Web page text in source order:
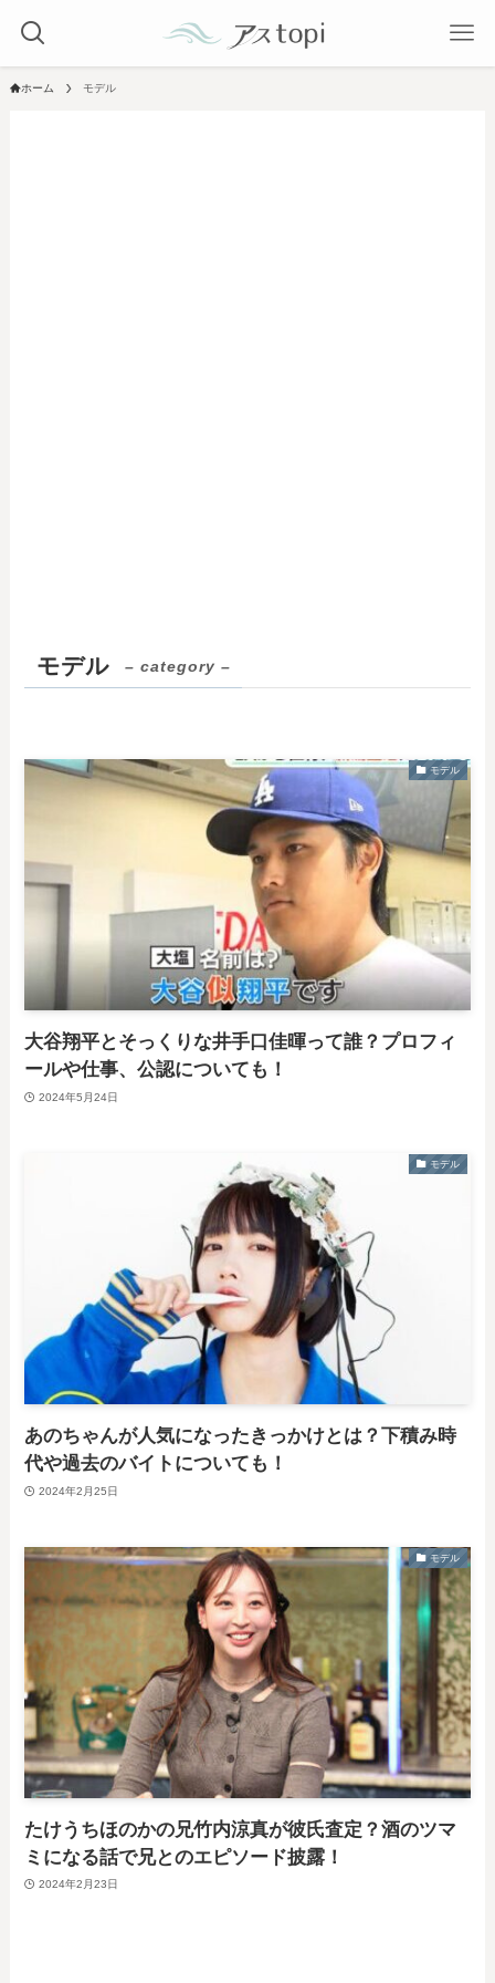
ホーム モデル
モデル – category –
モデル
大谷翔平とそっくりな井手口佳暉って誰？プロフィ
ールや仕事、公認についても！
2024年5月24日
モデル
あのちゃんが人気になったきっかけとは？下積み時
代や過去のバイトについても！
2024年2月25日
モデル
たけうちほのかの兄竹内涼真が彼氏査定？酒のツマ
ミになる話で兄とのエピソード披露！
2024年2月23日